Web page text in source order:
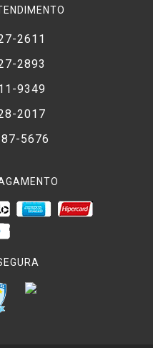
2611
2893
9349
2017
5676